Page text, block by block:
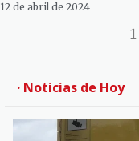
12 de abril de 2024
1
· Noticias de Hoy